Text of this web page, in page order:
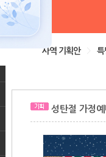
사역 기획안 특
성탄절 가정